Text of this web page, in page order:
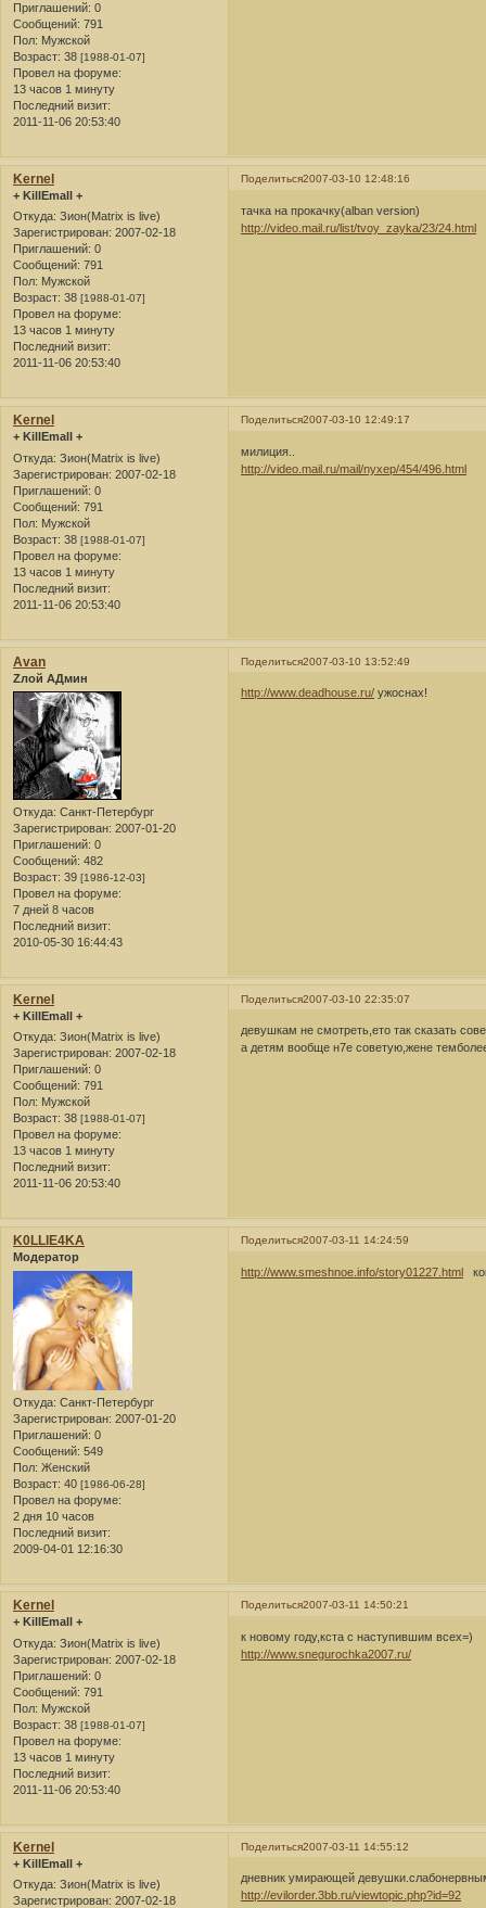
Приглашений: 0
Сообщений: 791
Пол: Мужской
Возраст: 38 [1988-01-07]
Провел на форуме:
13 часов 1 минуту
Последний визит:
2011-11-06 20:53:40
Поделиться2007-03-10 12:48:16
Kernel
+ KillEmall +
Откуда: Зион(Matrix is live)
Зарегистрирован: 2007-02-18
Приглашений: 0
Сообщений: 791
Пол: Мужской
Возраст: 38 [1988-01-07]
Провел на форуме:
13 часов 1 минуту
Последний визит:
2011-11-06 20:53:40
тачка на прокачку(alban version)
http://video.mail.ru/list/tvoy_zayka/23/24.html
Поделиться2007-03-10 12:49:17
Kernel
+ KillEmall +
Откуда: Зион(Matrix is live)
Зарегистрирован: 2007-02-18
Приглашений: 0
Сообщений: 791
Пол: Мужской
Возраст: 38 [1988-01-07]
Провел на форуме:
13 часов 1 минуту
Последний визит:
2011-11-06 20:53:40
милиция..
http://video.mail.ru/mail/nyxep/454/496.html
Поделиться2007-03-10 13:52:49
Avan
Zлой АДмин
Откуда: Санкт-Петербург
Зарегистрирован: 2007-01-20
Приглашений: 0
Сообщений: 482
Возраст: 39 [1986-12-03]
Провел на форуме:
7 дней 8 часов
Последний визит:
2010-05-30 16:44:43
http://www.deadhouse.ru/ ужоснах!
Поделиться2007-03-10 22:35:07
Kernel
+ KillEmall +
Откуда: Зион(Matrix is live)
Зарегистрирован: 2007-02-18
Приглашений: 0
Сообщений: 791
Пол: Мужской
Возраст: 38 [1988-01-07]
Провел на форуме:
13 часов 1 минуту
Последний визит:
2011-11-06 20:53:40
девушкам не смотреть,ето так сказать
а детям вообще н7е советую,жене
Поделиться2007-03-11 14:24:59
K0LLlE4KA
Модератор
Откуда: Санкт-Петербург
Зарегистрирован: 2007-01-20
Приглашений: 0
Сообщений: 549
Пол: Женский
Возраст: 40 [1986-06-28]
Провел на форуме:
2 дня 10 часов
Последний визит:
2009-04-01 12:16:30
http://www.smeshnoe.info/story01227.html
Поделиться2007-03-11 14:50:21
Kernel
+ KillEmall +
Откуда: Зион(Matrix is live)
Зарегистрирован: 2007-02-18
Приглашений: 0
Сообщений: 791
Пол: Мужской
Возраст: 38 [1988-01-07]
Провел на форуме:
13 часов 1 минуту
Последний визит:
2011-11-06 20:53:40
к новому году,кста с наступившим всех=)
http://www.snegurochka2007.ru/
Поделиться2007-03-11 14:55:12
Kernel
+ KillEmall +
Откуда: Зион(Matrix is live)
Зарегистрирован: 2007-02-18
дневник умирающей
http://evilorder.3bb.ru/viewtopic.php?id=92